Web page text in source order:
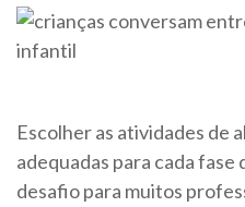
Escolher as atividades de
adequadas para cada fase
desafio para muitos